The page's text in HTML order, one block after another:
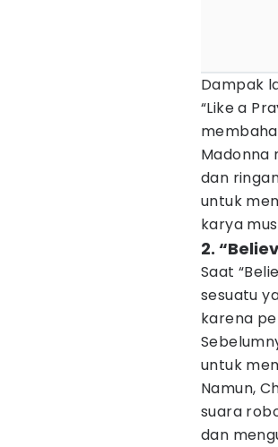
Dampak
“Like a
Madonna
dan
untuk
karya
2.
Saat
sesuatu
karena
untuk
Namun,
suara
dan